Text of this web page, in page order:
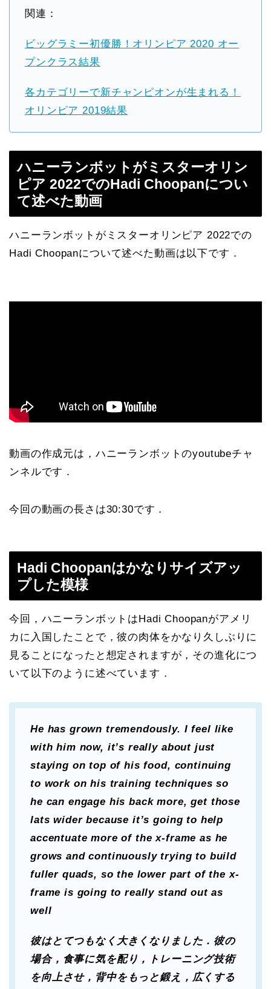
関連：
ビッグラミー初優勝！オリンピア 2020 オー
プンクラス結果
各カテゴリーで新チャンピオンが生まれる！
オリンピア 2019結果
ハニーランボットがミスターオリン
ピア 2022でのHadi Choopanについ
て述べた動画
ハニーランボットがミスターオリンピア 2022での
Hadi Choopanについて述べた動画は以下です．
動画の作成元は，ハニーランボットのyoutubeチャ
ンネルです．
今回の動画の長さは30:30です．
Hadi Choopanはかなりサイズアッ
プした模様
今回，ハニーランボットはHadi Choopanがアメリ
カに入国したことで，彼の肉体をかなり久しぶりに
見ることになったと想定されますが，その進化につ
いて以下のように述べています．
He has grown tremendously. I feel like
with him now, it’s really about just
staying on top of his food, continuing
to work on his training techniques so
he can engage his back more, get those
lats wider because it’s going to help
accentuate more of the x-frame as he
grows and continuously trying to build
fuller quads, so the lower part of the x-
frame is going to really stand out as
well
彼はとてつもなく大きくなりました．彼の
場合，食事に気を配り，トレーニング技術
を向上させ，背中をもっと鍛え，広くする